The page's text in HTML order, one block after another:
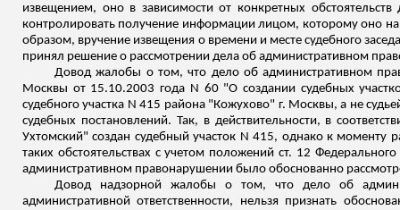
извещением, оно в зависимости от конкретных
контролировать получение информации лицом, которому оно
образом, вручение извещения о времени и месте судебного
принял решение о рассмотрении дела об административном
Довод жалобы о том, что дело об административном
Москвы от 15.10.2003 года N 60 "О создании судебных
судебного участка N 415 района "Кожухово" г. Москвы, а не
судебных постановлений. Так, в действительности, в
Ухтомский" создан судебный участок N 415, однако к моменту
таких обстоятельствах с учетом положений ст. 12
административном правонарушении было обоснованно
Довод надзорной жалобы о том, что дело об
административной ответственности, нельзя признать